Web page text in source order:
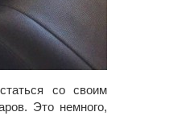
со своим
Это немного,